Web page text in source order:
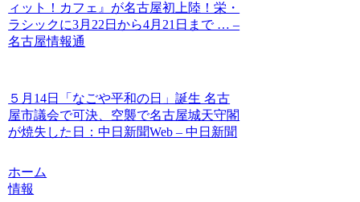
ィット！カフェ』が名古屋初上陸！栄・
ラシックに3月22日から4月21日まで … –
名古屋情報通
５月14日「なごや平和の日」誕生 名古
屋市議会で可決、空襲で名古屋城天守閣
が焼失した日：中日新聞Web – 中日新聞
ホーム
情報